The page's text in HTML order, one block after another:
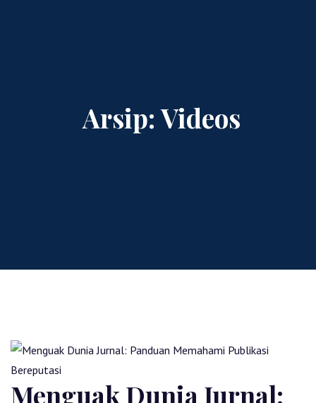
Arsip:Videos
Menguak Dunia Jurnal: